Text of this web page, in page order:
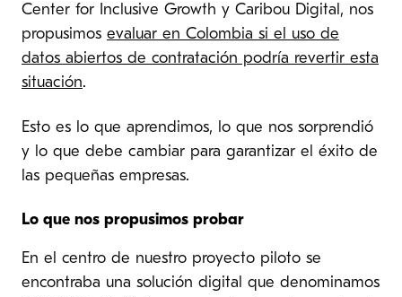
Center for Inclusive Growth y Caribou Digital, nos
propusimos evaluar en Colombia si el uso de
datos abiertos de contratación podría revertir esta
situación.
Esto es lo que aprendimos, lo que nos sorprendió
y lo que debe cambiar para garantizar el éxito de
las pequeñas empresas.
Lo que nos propusimos probar
En el centro de nuestro proyecto piloto se
encontraba una solución digital que denominamos